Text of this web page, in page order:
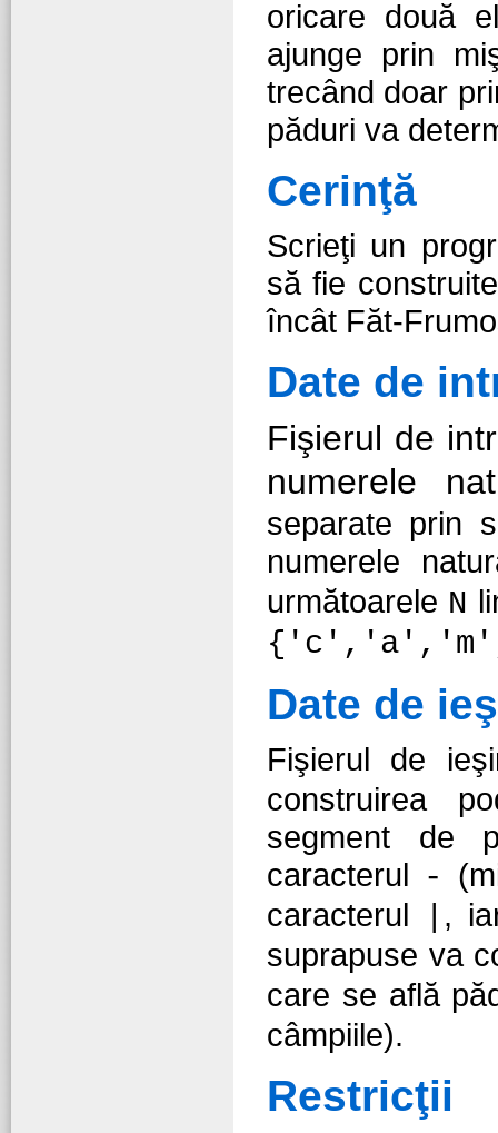
oricare două
ajunge prin
trecând doar
păduri va
Cerinţă
Scrieţi un
să fie
încât Făt-
Date de
Fişierul de
numerele
separate prin
numerele
următoarele N
Date de
Fişierul de
construirea
segment de
caracterul -
caracterul
,
suprapuse va
care se află
câmpiile).
Restricţii